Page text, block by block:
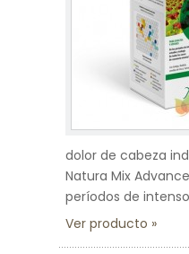
dolor de cabeza
Natura Mix
períodos de
Ver producto